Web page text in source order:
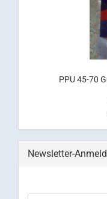
PPU 45-70
Newsletter-